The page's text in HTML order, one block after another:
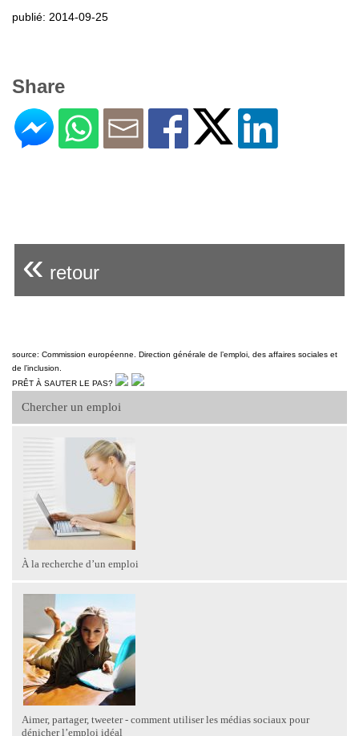
Chercher un emploi
À la recherche d’un emploi
Aimer, partager, tweeter - comment utiliser les médias sociaux pour
dénicher l’emploi idéal
publié: 2014-09-25
Share
« retour
source: Commission européenne. Direction générale de l’emploi, des affaires sociales et
de l’inclusion.
PRÊT À SAUTER LE PAS?